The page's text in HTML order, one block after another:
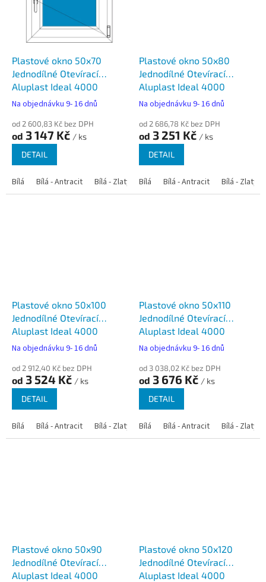
Plastové okno 50x70
Jednodílné Otevírací
Aluplast Ideal 4000
Na objednávku 9- 16 dnů
od 2 600,83 Kč bez DPH
od 3 147 Kč / ks
DETAIL
Bílá Bílá - Antracit Bílá - Zlatý dub Bílá - Tmavý dub Bílá -
Plastové okno 50x80
Jednodílné Otevírací
Aluplast Ideal 4000
Na objednávku 9- 16 dnů
od 2 686,78 Kč bez DPH
od 3 251 Kč / ks
DETAIL
Bílá Bílá - Antracit Bílá - Zlatý
Plastové okno 50x100
Jednodílné Otevírací
Aluplast Ideal 4000
Na objednávku 9- 16 dnů
od 2 912,40 Kč bez DPH
od 3 524 Kč / ks
DETAIL
Bílá Bílá - Antracit Bílá - Zlatý dub Bílá - Tmavý dub Bílá -
Plastové okno 50x110
Jednodílné Otevírací
Aluplast Ideal 4000
Na objednávku 9- 16 dnů
od 3 038,02 Kč bez DPH
od 3 676 Kč / ks
DETAIL
Bílá Bílá - Antracit Bílá - Zlatý
Plastové okno 50x90
Jednodílné Otevírací
Aluplast Ideal 4000
Plastové okno 50x120
Jednodílné Otevírací
Aluplast Ideal 4000